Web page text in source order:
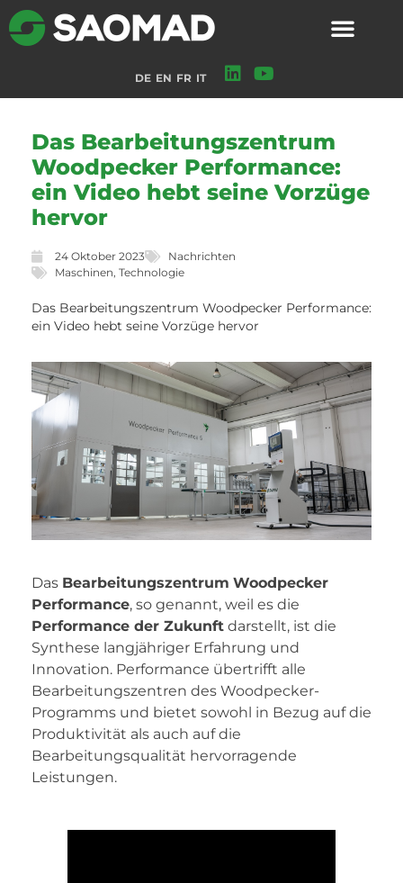
DE EN FR IT
Das Bearbeitungszentrum
Woodpecker Performance:
ein Video hebt seine Vorzüge
hervor
24 Oktober 2023
Nachrichten
Maschinen, Technologie
Das Bearbeitungszentrum Woodpecker Performance:
ein Video hebt seine Vorzüge hervor
Das Bearbeitungszentrum Woodpecker
Performance, so genannt, weil es die
Performance der Zukunft darstellt, ist die
Synthese langjähriger Erfahrung und
Innovation. Performance übertrifft alle
Bearbeitungszentren des Woodpecker-
Programms und bietet sowohl in Bezug auf die
Produktivität als auch auf die
Bearbeitungsqualität hervorragende
Leistungen.